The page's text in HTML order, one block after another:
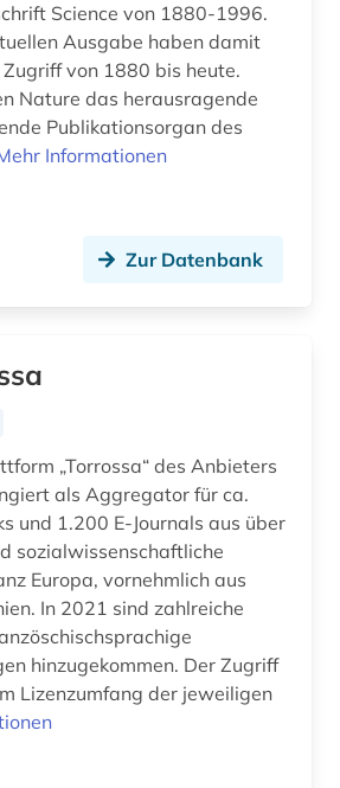
forschungsdaten (2)
forschungsstrategie (1)
(1)
Science von 1880-1996.
Ausgabe haben damit
von 1880 bis heute.
Nature das herausragende
Publikationsorgan des
Informationen
Zur Datenbank
„Torrossa“ des Anbieters
als Aggregator für ca.
und 1.200 E-Journals aus über
sozialwissenschaftliche
Europa, vornehmlich aus
In 2021 sind zahlreiche
hinzugekommen. Der Zugriff
Lizenzumfang der jeweiligen